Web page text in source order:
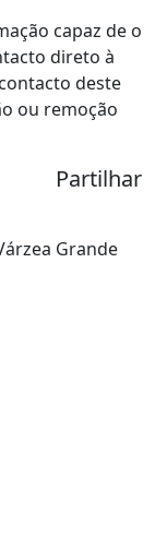
capaz de o
direto à
deste
ou remoção
Partilhar
Grande